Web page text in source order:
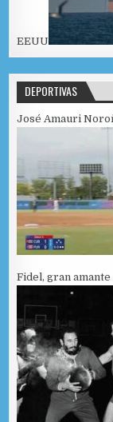
EEUU
DEPORTIVAS
José Amauri
Fidel, gran